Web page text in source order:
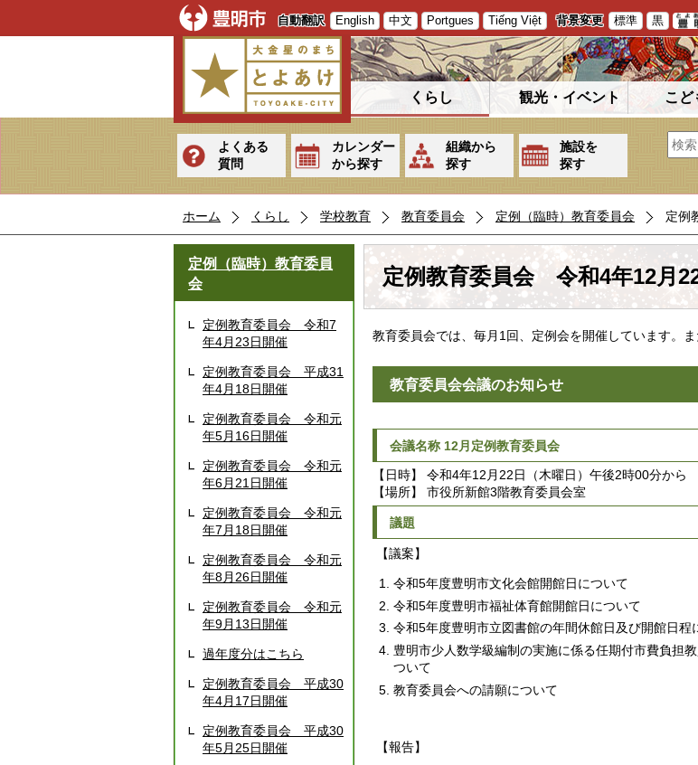
自動翻訳 English 中文 Portgues Tiếng Việt 背景変更 標準 黒
くらし 観光・イベント こど
よくある
質問
カレンダー
から探す
組織から
探す
施設を
探す
ホーム くらし 学校教育 教育委員会 定例（臨時）教育委員会 定例
定例（臨時）教育委員
会
定例教育委員会 令和7
年4月23日開催
定例教育委員会 平成31
年4月18日開催
定例教育委員会 令和元
年5月16日開催
定例教育委員会 令和元
年6月21日開催
定例教育委員会 令和元
年7月18日開催
定例教育委員会 令和元
年8月26日開催
定例教育委員会 令和元
年9月13日開催
過年度分はこちら
定例教育委員会 平成30
年4月17日開催
定例教育委員会 平成30
年5月25日開催
定例教育委員会 令和4年12月
教育委員会では、毎月1回、定例会を開催しています。
教育委員会会議のお知らせ
会議名称 12月定例教育委員会
【日時】 令和4年12月22日（木曜日）午後2時00分から
【場所】 市役所新館3階教育委員会室
議題
【議案】
令和5年度豊明市文化会館開館日について
令和5年度豊明市福祉体育館開館日について
令和5年度豊明市立図書館の年間休館日及び開館日程
豊明市少人数学級編制の実施に係る任期付市費負担
ついて
教育委員会への請願について
【報告】